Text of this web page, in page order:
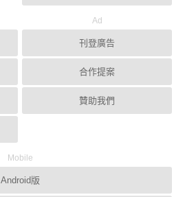
Ad
刊登廣告
合作提案
贊助我們
Mobile
Android版